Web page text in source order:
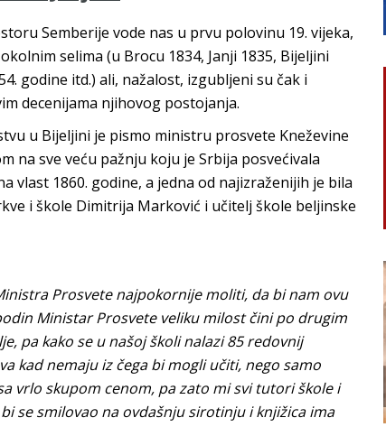
za nabavku školskog pribora osnovcima
dostupni od 13. marta do 15. novembra
ODLAGANjA OTPADA UZ DODJELU FINANSIJSKE NAGRADE
Semberije vode nas u prvu polovinu 19. vijeka,
selima (u Brocu 1834, Janji 1835, Bijeljini
godine itd.) ali, nažalost, izgubljeni su čak i
decenijama njihovog postojanja.
u Bijeljini je pismo ministru prosvete Kneževine
na sve veću pažnju koju je Srbija posvećivala
vlast 1860. godine, a jedna od najizraženijih je bila
i škole Dimitrija Marković i učitelj škole beljinske
Prosvete najpokornije moliti, da bi nam ovu
Ministar Prosvete veliku milost čini po drugim
pa kako se u našoj školi nalazi 85 redovnij
kad nemaju iz čega bi mogli učiti, nego samo
vrlo skupom cenom, pa zato mi svi tutori škole i
se smilovao na ovdašnju sirotinju i knjižica ima